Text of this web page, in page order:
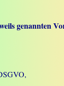
genannten